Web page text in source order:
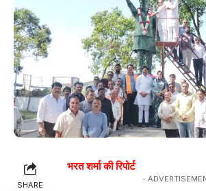
SHARE
भरत शर्मा की रिपोर्ट
-